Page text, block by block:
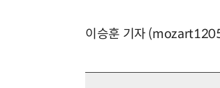
이승훈 기자